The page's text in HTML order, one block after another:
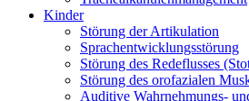
Kinder
Störung der Artikulation
Sprachentwicklungsstörung
Störung des Redeflusses
Störung des orofazialen
Auditive Wahrnehmungs-